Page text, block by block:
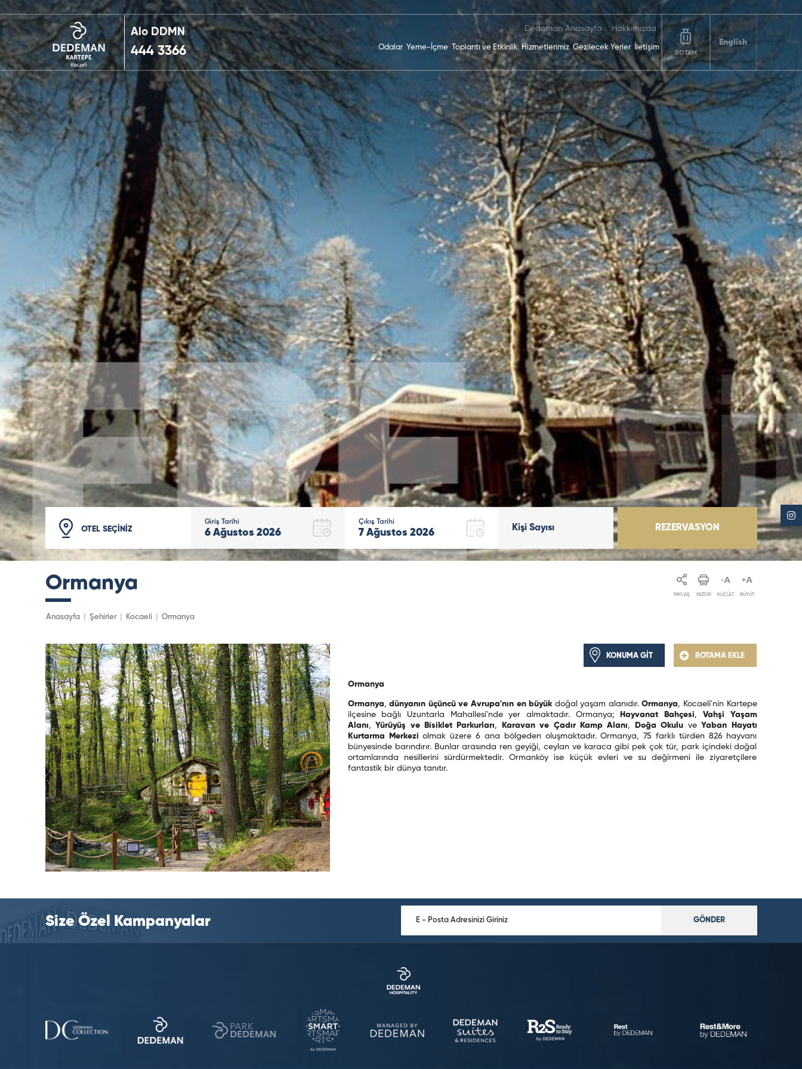
Alo DDMN
444 3366
Dedeman Anasayfa Hakkımızda
Odalar Yeme-İçme Toplantı ve Etkinlik Hizmetlerimiz Gezilecek Yerler İletişim
ROTAM
English
OTEL SEÇİNİZ
Giriş Tarihi
6 Ağustos 2026
Çıkış Tarihi
7 Ağustos 2026 Kişi Sayısı REZERVASYON
Ormanya
Anasayfa Şehirler Kocaeli Ormanya
PAYLAŞ YAZDIR KÜÇÜLT BÜYÜT
KONUMA GİT ROTAMA EKLE
Ormanya
Ormanya,dünyanın üçüncü ve Avrupa'nın en büyükdoğal yaşam alanıdır.Ormanya, Kocaeli'nin Kartepe
ilçesine bağlı Uzuntarla Mahallesi'nde yer almaktadır. Ormanya;
Hayvanat Bahçesi, Vahşi Yaşam
Alanı,Yürüyüş ve Bisiklet Parkurları, Karavan ve Çadır Kamp Alanı, Doğa Okulu veYaban Hayatı
Kurtarma Merkezi olmak üzere 6 ana bölgeden oluşmaktadır. Ormanya, 75 farklı türden 826 hayvanı
bünyesinde barındırır. Bunlar arasında ren geyiği, ceylan ve karaca gibi pek çok tür, park içindeki doğal
ortamlarında nesillerini sürdürmektedir. Ormanköy ise küçük evleri ve su değirmeni ile ziyaretçilere
fantastik bir dünya tanıtır.
Size Özel Kampanyalar GÖNDER